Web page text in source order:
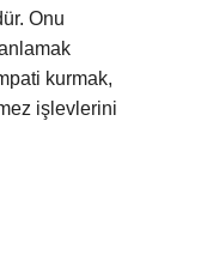
Onu
kurmak,
işlevlerini